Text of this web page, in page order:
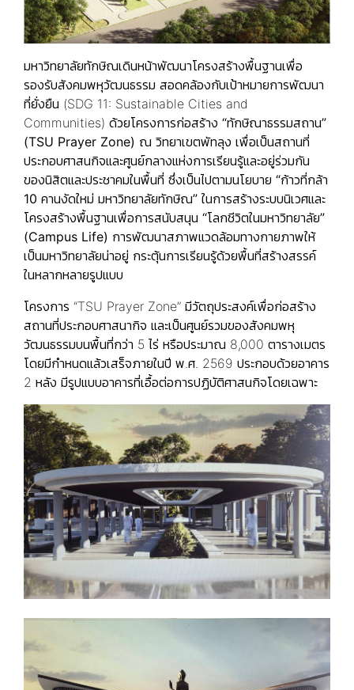
มหาวิทยาลัยทักษิณเดินหน้าพัฒนาโครงสร้างพื้นฐานเพื่อ
รองรับสังคมพหุวัฒนธรรม สอดคล้องกับเป้าหมายการพัฒนา
ที่ยั่งยืน (SDG 11: Sustainable Cities and
Communities) ด้วยโครงการก่อสร้าง “ทักษิณาธรรมสถาน”
(TSU Prayer Zone) ณ วิทยาเขตพัทลุง เพื่อเป็นสถานที่
ประกอบศาสนกิจและศูนย์กลางแห่งการเรียนรู้และอยู่ร่วมกัน
ของนิสิตและประชาคมในพื้นที่ ซึ่งเป็นไปตามนโยบาย “ก้าวที่กล้า
10 คานงัดใหม่ มหาวิทยาลัยทักษิณ” ในการสร้างระบบนิเวศและ
โครงสร้างพื้นฐานเพื่อการสนับสนุน “โลกชีวิตในมหาวิทยาลัย”
(Campus Life) การพัฒนาสภาพแวดล้อมทางกายภาพให้
เป็นมหาวิทยาลัยน่าอยู่ กระตุ้นการเรียนรู้ด้วยพื้นที่สร้างสรรค์
ในหลากหลายรูปแบบ
โครงการ “TSU Prayer Zone” มีวัตถุประสงค์เพื่อก่อสร้าง
สถานที่ประกอบศาสนากิจ และเป็นศูนย์รวมของสังคมพหุ
วัฒนธรรมบนพื้นที่กว่า 5 ไร่ หรือประมาณ 8,000 ตารางเมตร
โดยมีกำหนดแล้วเสร็จภายในปี พ.ศ. 2569 ประกอบด้วยอาคาร
2 หลัง มีรูปแบบอาคารที่เอื้อต่อการปฏิบัติศาสนกิจโดยเฉพาะ